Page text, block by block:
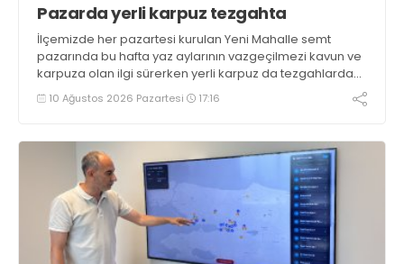
Pazarda yerli karpuz tezgahta
İlçemizde her pazartesi kurulan Yeni Mahalle semt
pazarında bu hafta yaz aylarının vazgeçilmezi kavun ve
karpuza olan ilgi sürerken yerli karpuz da tezgahlarda
yerini aldı
10 Ağustos 2026 Pazartesi 17:16